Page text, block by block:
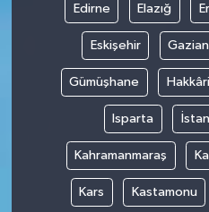
Edirne Elazığ
Eskişehir
Gümüşhane Hakkâri
Isparta
Kahramanmaraş
Kars Kastamonu